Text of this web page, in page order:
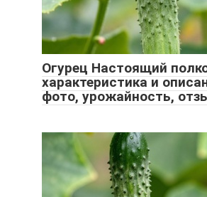
Огурец Настоящий
характеристика и
фото, урожайность,